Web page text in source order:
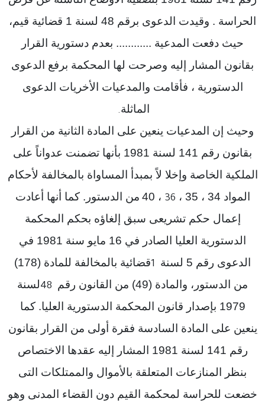
الحراسة . وقيدت الدعوى برقم 48 لسنة 1 قضائية قيم،
حيث دفعت المدعية ............ بعدم دستورية القرار
بقانون المشار إليه وصرحت لها المحكمة برفع الدعوى
الدستورية ، فأقامت والمدعيات الأخريات الدعوى
الماثلة.
وحيث إن المدعيات ينعين على المادة الثانية من القرار
بقانون رقم 141 لسنة 1981 بأنها تضمنت عدواناً على
الملكية الخاصة وإخلا لاً بمبدأ المساواة بالمخالفة لأحكام
المواد 34 ، 35 ،
36 ، 40
من الدستور. كما أنها أعادت
إعمال حكم تشريعى سبق إلغاؤه بحكم المحكمة
الدستورية العليا الصادر في 16 مايو سنة 1981 في
الدعوى رقم 5 لسنة
1
قضائية بالمخالفة للمادة (178)
من الدستور، والمادة (49) من القانون رقم
48لسنة
1979 بإصدار قانون المحكمة الدستورية العليا. كما
ينعين على المادة السادسة فقرة أولى من القرار بقانون
رقم 141 لسنة 1981 المشار إليه عقدها الاختصاص
بنظر المنازعات المتعلقة بالأموال والممتلكات التى
خضعت للحراسة لمحكمة القيم دون القضاء المدنى وهو